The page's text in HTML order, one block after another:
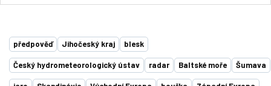
předpověď Jihočeský kraj blesk
Český hydrometeorologický ústav radar Baltské moře Šumava